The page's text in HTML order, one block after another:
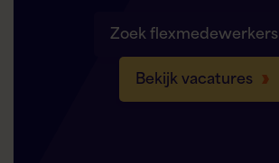
Zoek flexmedewerkers
Bekijk vacatures